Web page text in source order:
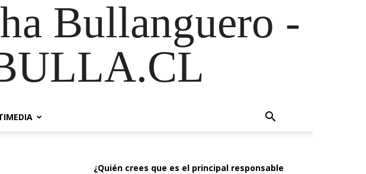
Bullanguero -
¿Quién crees que es el principal responsable